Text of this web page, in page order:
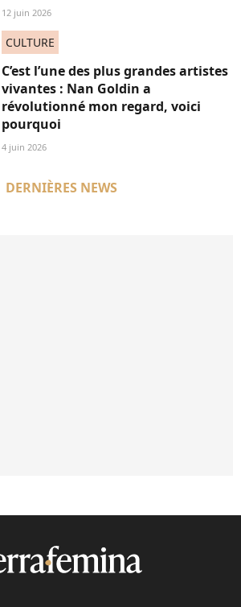
12 juin 2026
CULTURE
C’est l’une des plus grandes artistes
vivantes : Nan Goldin a
révolutionné mon regard, voici
pourquoi
4 juin 2026
DERNIÈRES NEWS